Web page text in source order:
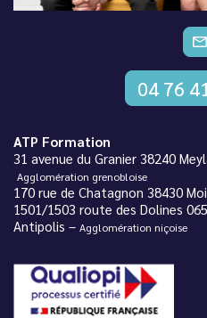
04 76
ATP Formation
31 avenue du Granier 38240
Agglomération grenobloise
170 rue de Chatagnon 38430
1501/1503 route des Dolines
Antipolis – Agglomération niçoise